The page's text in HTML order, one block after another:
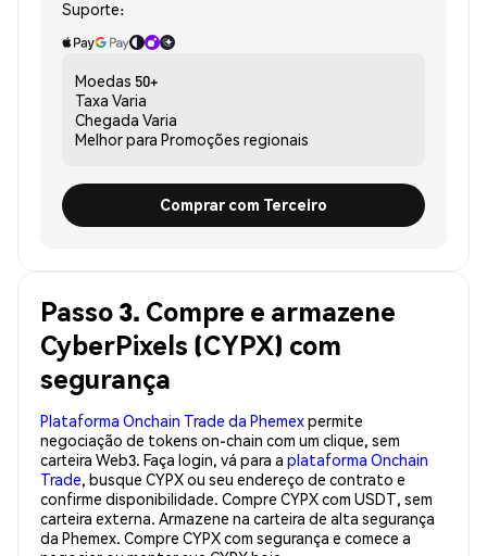
Suporte:
Moedas 50+
Taxa Varia
Chegada Varia
Melhor para Promoções regionais
Comprar com Terceiro
Passo 3. Compre e armazene
CyberPixels (CYPX) com
segurança
Plataforma Onchain Trade da Phemexpermite
negociação de tokens on-chain com um clique, sem
carteira Web3. Faça login, vá para a plataforma Onchain
Trade, busque CYPX ou seu endereço de contrato e
confirme disponibilidade. Compre CYPX com USDT, sem
carteira externa. Armazene na carteira de alta segurança
da Phemex. Compre CYPX com segurança e comece a